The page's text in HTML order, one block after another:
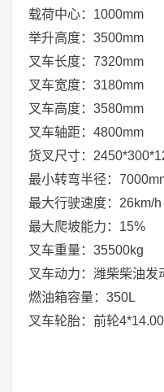
载荷中心：1000mm
举升高度：3500mm
叉车长度：7320mm
叉车宽度：3180mm
叉车高度：3580mm
叉车轴距：4800mm
货叉尺寸：
最小转弯半径：
最大行驶速度：26km/h
最大爬坡能力：15%
叉车重量：35500kg
叉车动力：潍柴柴油
燃油箱容量：350L
叉车轮胎：前轮